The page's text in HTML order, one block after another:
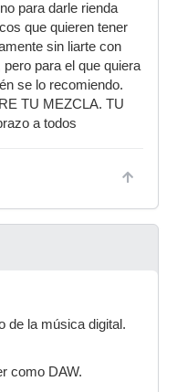
para darle rienda
que quieren tener
sin liarte con
para el que quiera
se lo recomiendo.
TU MEZCLA. TU
a todos
de la música digital.
como DAW.